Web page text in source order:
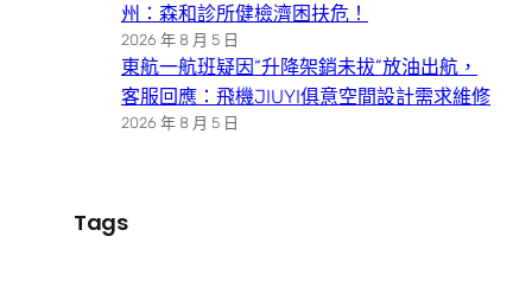
州：森和診所健檢濟困扶危！
2026 年 8 月 5 日
東航一航班疑因“升降架銷未拔”放油出航，
客服回應：飛機JIUYI俱意空間設計需求維修
2026 年 8 月 5 日
Tags